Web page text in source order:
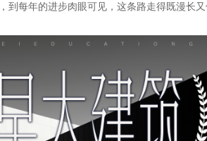
到每年的进步肉眼可见，这条路走得既漫长又